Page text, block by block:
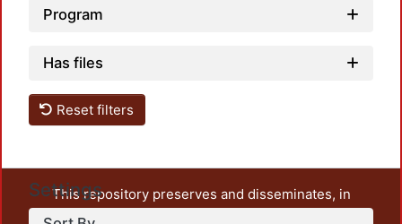
Program
Has files
Reset filters
Settings
This repository preserves and disseminates, in
unrestricted open access, the teaching and research